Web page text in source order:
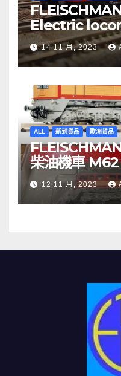
Electric
SBB
14 11 月, 2023
ALL 新到貨品 歐洲貨品
柴油機車
12 11 月, 2023